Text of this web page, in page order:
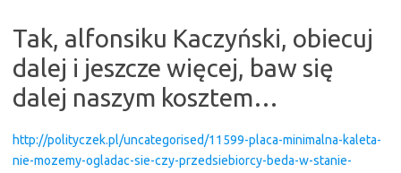
Kwiecień…”
Tak, alfonsiku Kaczyński, obiecuj
dalej i jeszcze więcej, baw się
dalej naszym kosztem…
http://polityczek.pl/uncategorised/11599-placa-minimalna-kaleta-
nie-mozemy-ogladac-sie-czy-przedsiebiorcy-beda-w-stanie-